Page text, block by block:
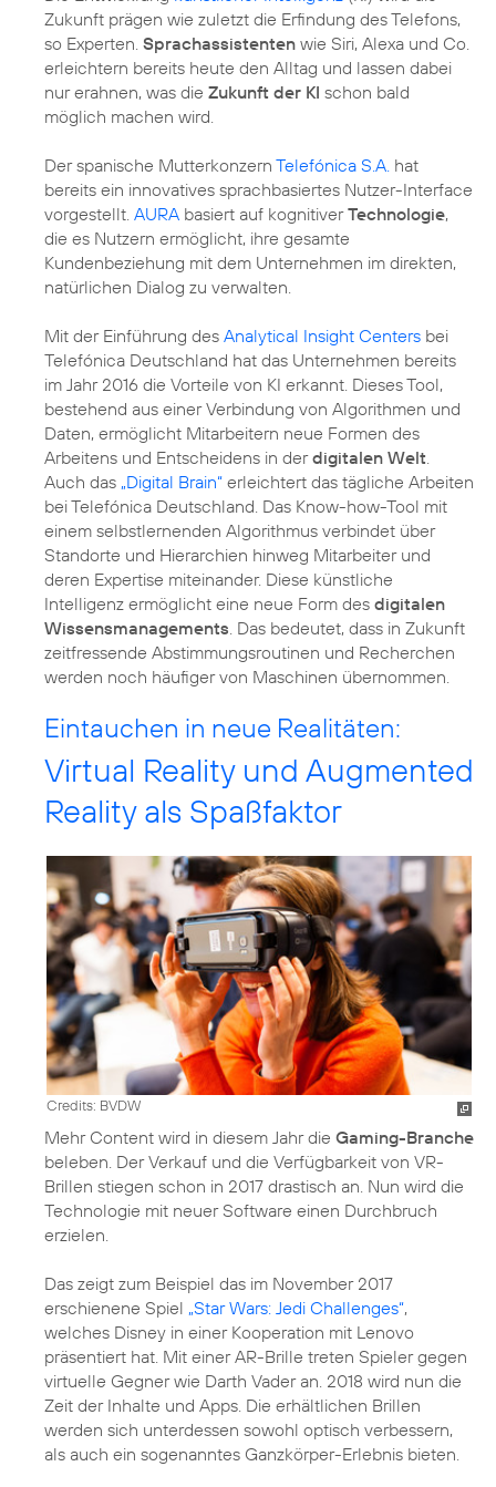
Zukunft prägen wie zuletzt die Erfindung des Telefons,
so Experten. Sprachassistenten wie Siri, Alexa und Co.
erleichtern bereits heute den Alltag und lassen dabei
nur erahnen, was die Zukunft der KI schon bald
möglich machen wird.
Der spanische Mutterkonzern Telefónica S.A. hat
bereits ein innovatives sprachbasiertes Nutzer-Interface
vorgestellt. AURA basiert auf kognitiverTechnologie,
die es Nutzern ermöglicht, ihre gesamte
Kundenbeziehung mit dem Unternehmen im direkten,
natürlichen Dialog zu verwalten.
Mit der Einführung des Analytical Insight Centers bei
Telefónica Deutschland hat das Unternehmen bereits
im Jahr 2016 die Vorteile von KI erkannt. Dieses Tool,
bestehend aus einer Verbindung von Algorithmen und
Daten, ermöglicht Mitarbeitern neue Formen des
Arbeitens und Entscheidens in derdigitalen Welt
Auch das „Digital Brain“ erleichtert das tägliche Arbeiten
bei Telefónica Deutschland. Das Know-how-Tool mit
einem selbstlernenden Algorithmus verbindet über
Standorte und Hierarchien hinweg Mitarbeiter und
deren Expertise miteinander. Diese künstliche
Intelligenz ermöglicht eine neue Form des digitalen
Wissensmanagements . Das bedeutet, dass in Zukunft
zeitfressende Abstimmungsroutinen und Recherchen
werden noch häufiger von Maschinen übernommen.
Eintauchen in neue Realitäten:
Virtual Reality und Augmented
Reality als Spaßfaktor
Credits: BVDW
Mehr Content wird in diesem Jahr die Gaming-Branche
beleben. Der Verkauf und die Verfügbarkeit von VR-
Brillen stiegen schon in 2017 drastisch an. Nun wird die
Technologie mit neuer Software einen Durchbruch
erzielen.
Das zeigt zum Beispiel das im November 2017
erschienene Spiel „Star Wars: Jedi Challenges“,
welches Disney in einer Kooperation mit Lenovo
präsentiert hat. Mit einer AR-Brille treten Spieler gegen
virtuelle Gegner wie Darth Vader an. 2018 wird nun die
Zeit der Inhalte und Apps. Die erhältlichen Brillen
werden sich unterdessen sowohl optisch verbessern,
als auch ein sogenanntes Ganzkörper-Erlebnis bieten.